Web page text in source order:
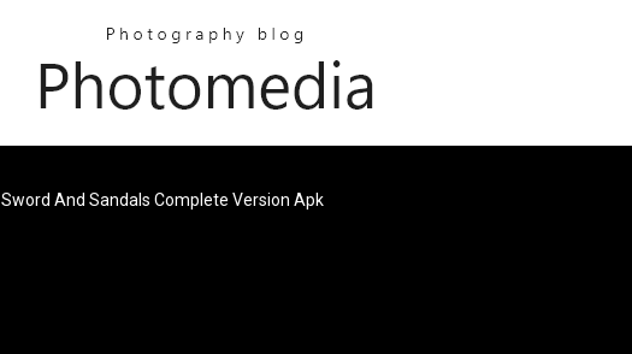
Sword And Sandals Complete Version Apk